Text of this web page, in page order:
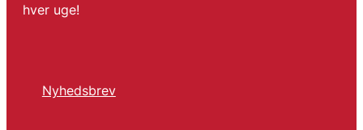
hver uge!
Nyhedsbrev